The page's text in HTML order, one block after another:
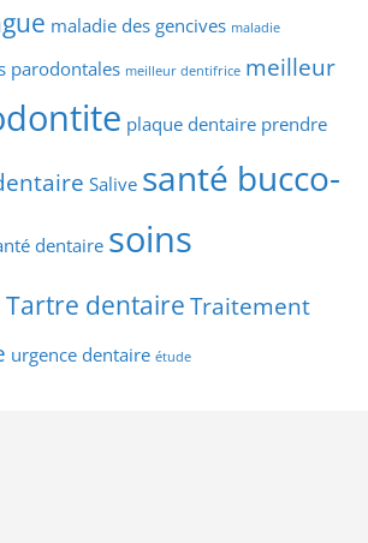
maladie des gencives maladie
parodontales meilleur dentifrice meilleur
plaque dentaire prendre
Salive santé bucco-
dentaire soins
Tartre dentaire Traitement
urgence dentaire étude